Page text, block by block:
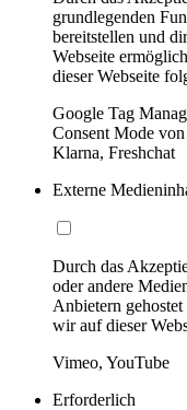
grundlegenden
bereitstellen und
Webseite
dieser Webseite
Google Tag
Consent Mode
Klarna, Freshchat
Externe
Durch das
oder andere
Anbietern
wir auf dieser
Vimeo, YouTube
Erforderlich